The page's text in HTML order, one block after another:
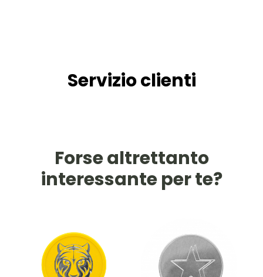
Servizio clienti
Forse altrettanto
interessante per te?